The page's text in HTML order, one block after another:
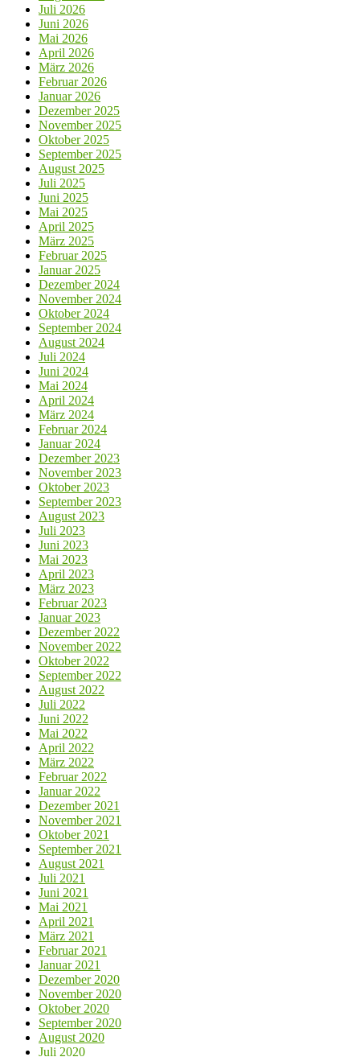
Juli 2026
Juni 2026
Mai 2026
April 2026
März 2026
Februar 2026
Januar 2026
Dezember 2025
November 2025
Oktober 2025
September 2025
August 2025
Juli 2025
Juni 2025
Mai 2025
April 2025
März 2025
Februar 2025
Januar 2025
Dezember 2024
November 2024
Oktober 2024
September 2024
August 2024
Juli 2024
Juni 2024
Mai 2024
April 2024
März 2024
Februar 2024
Januar 2024
Dezember 2023
November 2023
Oktober 2023
September 2023
August 2023
Juli 2023
Juni 2023
Mai 2023
April 2023
März 2023
Februar 2023
Januar 2023
Dezember 2022
November 2022
Oktober 2022
September 2022
August 2022
Juli 2022
Juni 2022
Mai 2022
April 2022
März 2022
Februar 2022
Januar 2022
Dezember 2021
November 2021
Oktober 2021
September 2021
August 2021
Juli 2021
Juni 2021
Mai 2021
April 2021
März 2021
Februar 2021
Januar 2021
Dezember 2020
November 2020
Oktober 2020
September 2020
August 2020
Juli 2020